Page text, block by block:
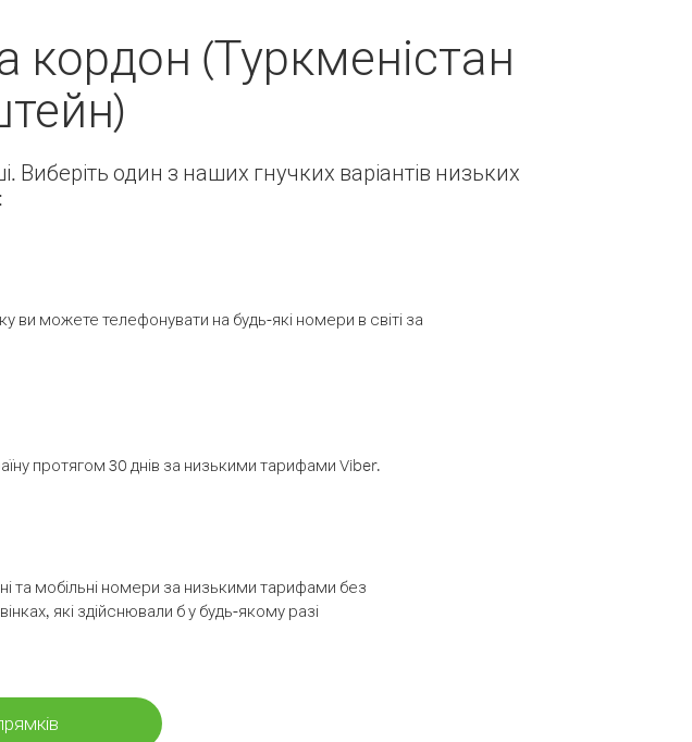
кордон (Туркменістан
Виберіть один з наших гнучких варіантів низьких
можете телефонувати на будь-які номери в світі за
протягом 30 днів за низькими тарифами Viber.
та мобільні номери за низькими тарифами без
які здійснювали б у будь-якому разі